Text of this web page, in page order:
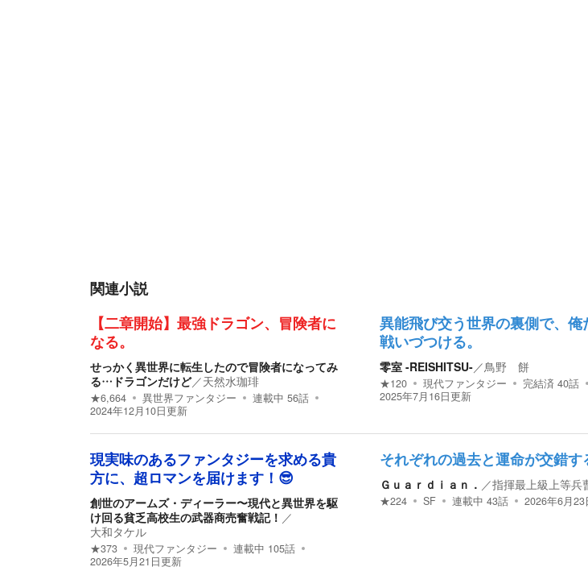
関連小説
【二章開始】最強ドラゴン、冒険者に
なる。
せっかく異世界に転生したので冒険者になってみ
る…ドラゴンだけど／天然水珈琲
★6,664 異世界ファンタジー 連載中 56話
2024年12月10日更新
異能飛び交う世界の裏側で、俺
戦いづつける。
零室 -REISHITSU-／鳥野 餅
★120 現代ファンタジー 完結済 40話
2025年7月16日更新
現実味のあるファンタジーを求める貴
方に、超ロマンを届けます！😎
創世のアームズ・ディーラー〜現代と異世界を駆
け回る貧乏高校生の武器商売奮戦記！ ／
大和タケル
★373 現代ファンタジー 連載中 105話
2026年5月21日更新
それぞれの過去と運命が交錯す
Ｇｕａｒｄｉａｎ． ／指揮最上級上等兵
★224 SF 連載中 43話 2026年6月23